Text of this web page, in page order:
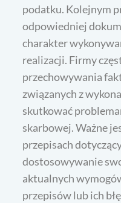
podatku. Kolejnym
odpowiedniej
charakter
realizacji. Firmy
przechowywania
związanych z
skutkować
skarbowej. Ważne
przepisach
dostosowywanie
aktualnych
przepisów lub ich